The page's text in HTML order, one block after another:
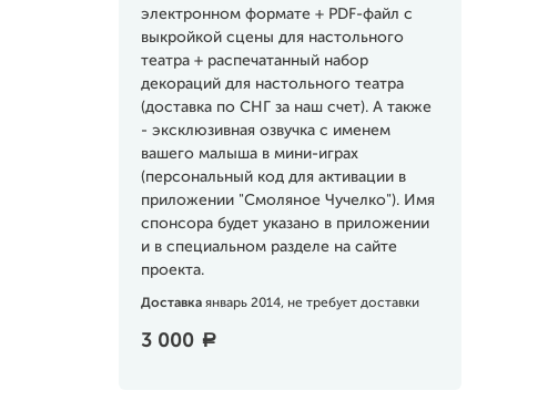
электронном формате + PDF-файл с
выкройкой сцены для настольного
театра + распечатанный набор
декораций для настольного театра
(доставка по СНГ за наш счет). А также
- эксклюзивная озвучка с именем
вашего малыша в мини-играх
(персональный код для активации в
приложении "Смоляное Чучелко"). Имя
спонсора будет указано в приложении
и в специальном разделе на сайте
проекта.
Доставка январь 2014, не требует доставки
3 000 a